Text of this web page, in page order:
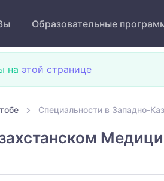
Образовательные
на этой странице
Специальности в Западно-